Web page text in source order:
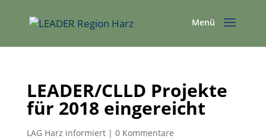
LEADER/CLLD Projekte
für 2018 eingereicht
LAG Harz informiert| 0 Kommentare